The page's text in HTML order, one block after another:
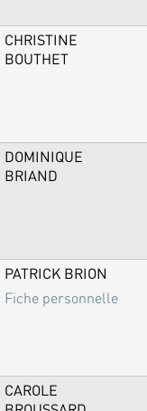
CHRISTINE
BOUTHET
DOMINIQUE
BRIAND
PATRICK BRION
Fiche personnelle
CAROLE